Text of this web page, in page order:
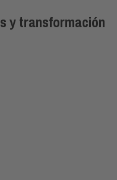
y transformación